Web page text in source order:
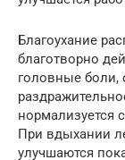
Благоухание
благотворно
головные боли,
нормализуется
При вдыхании
улучшаются